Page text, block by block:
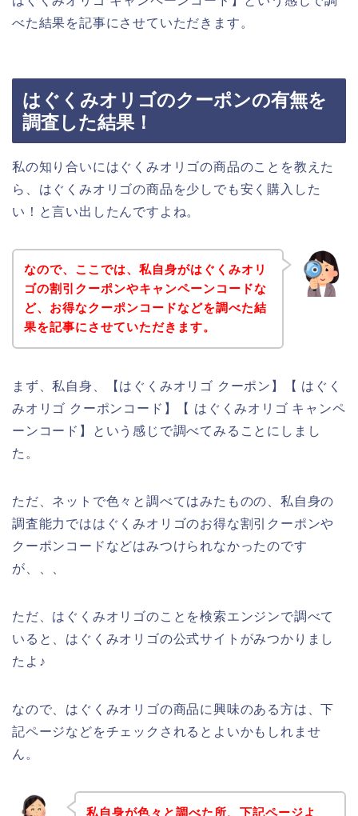
べた結果を記事にさせていただきます。
はぐくみオリゴのクーポンの有無を
調査した結果！
私の知り合いにはぐくみオリゴの商品のことを教えた
ら、はぐくみオリゴの商品を少しでも安く購入した
い！と言い出したんですよね。
なので、ここでは、私自身がはぐくみオリ
ゴの割引クーポンやキャンペーンコードな
ど、お得なクーポンコードなどを調べた結
果を記事にさせていただきます。
まず、私自身、【はぐくみオリゴ クーポン】【 はぐく
みオリゴ クーポンコード】【 はぐくみオリゴ キャンペ
ーンコード】という感じで調べてみることにしまし
た。
ただ、ネットで色々と調べてはみたものの、私自身の
調査能力でははぐくみオリゴのお得な割引クーポンや
クーポンコードなどはみつけられなかったのです
が、、、
ただ、はぐくみオリゴのことを検索エンジンで調べて
いると、はぐくみオリゴの公式サイトがみつかりまし
たよ♪
なので、はぐくみオリゴの商品に興味のある方は、下
記ページなどをチェックされるとよいかもしれませ
ん。
私自身が色々と調べた所、下記ページよ